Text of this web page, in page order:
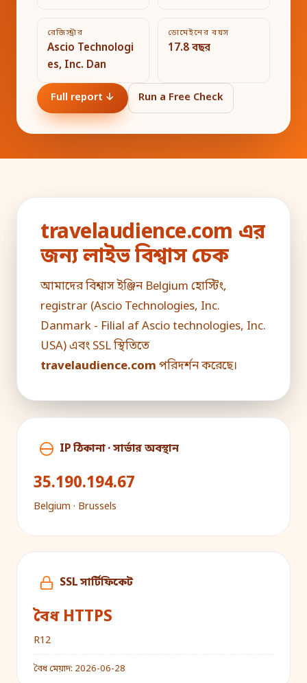
রেজিস্ট্রার
Ascio Technologi
es, Inc. Dan
ডোমেইনের বয়স
17.8 বছর
Full report ↓ Run a Free Check
travelaudience.com এর
জন্য লাইভ বিশ্বাস চেক
আমাদের বিশ্বাস ইঞ্জিন Belgium হোস্টিং,
registrar (Ascio Technologies, Inc.
Danmark - Filial af Ascio technologies, Inc.
USA) এবং SSL স্থিতিতে
travelaudience.com পরিদর্শন করেছে।
IP ঠিকানা · সার্ভার অবস্থান
35.190.194.67
Belgium · Brussels
SSL সার্টিফিকেট
বৈধ HTTPS
R12
বৈধ মেয়াদ: 2026-06-28